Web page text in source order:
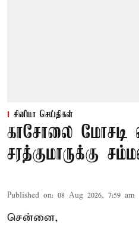
சினிமா செய்திகள்
காசோலை மோசடி
சரத்குமாருக்கு
Published on: 08 Aug 2026, 7:59 am
சென்னை,